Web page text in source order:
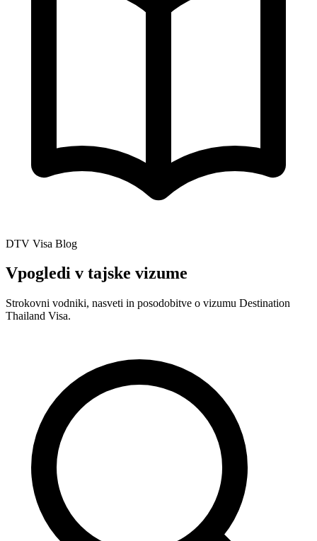
DTV Visa Blog
Vpogledi v tajske vizume
Strokovni vodniki, nasveti in posodobitve o vizumu Destination
Thailand Visa.